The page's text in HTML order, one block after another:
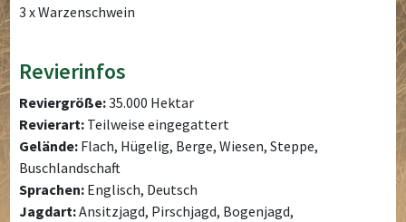
3 x Warzenschwein
Revierinfos
Reviergröße:35.000 Hektar
Revierart: Teilweise eingegattert
Gelände: Flach, Hügelig, Berge, Wiesen, Steppe,
Buschlandschaft
Sprachen: Englisch, Deutsch
Jagdart:Ansitzjagd, Pirschjagd, Bogenjagd,